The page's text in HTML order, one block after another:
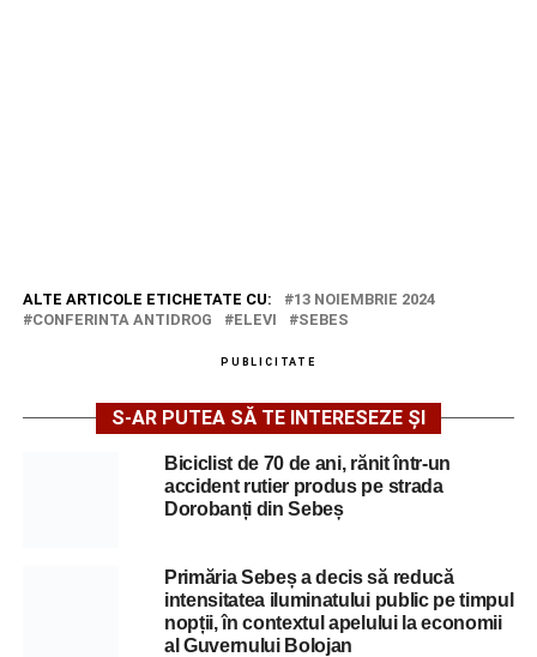
ALTE ARTICOLE ETICHETATE CU:
13 NOIEMBRIE 2024
CONFERINTA ANTIDROG
ELEVI SEBES
PUBLICITATE
S-AR PUTEA SĂ TE INTERESEZE ȘI
Biciclist de 70 de ani, rănit într-un
accident rutier produs pe strada
Dorobanți din Sebeș
Primăria Sebeș a decis să reducă
intensitatea iluminatului public pe timpul
nopții, în contextul apelului la economii
al Guvernului Bolojan